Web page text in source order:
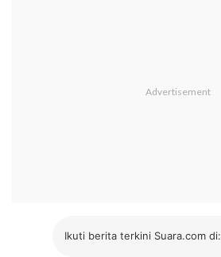
Ikuti berita terkini Suara.com di: